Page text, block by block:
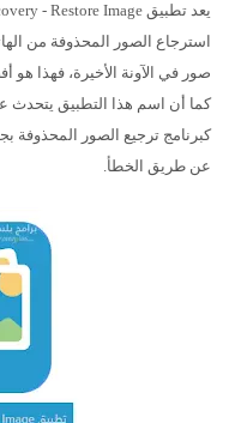
استرجاع الصور المحذوفة من
صور في الآونة الأخيرة، فهذا
كما أن اسم هذا التطبيق
كبرنامج ترجيع الصور المحذوفة
عن طريق الخطأ.